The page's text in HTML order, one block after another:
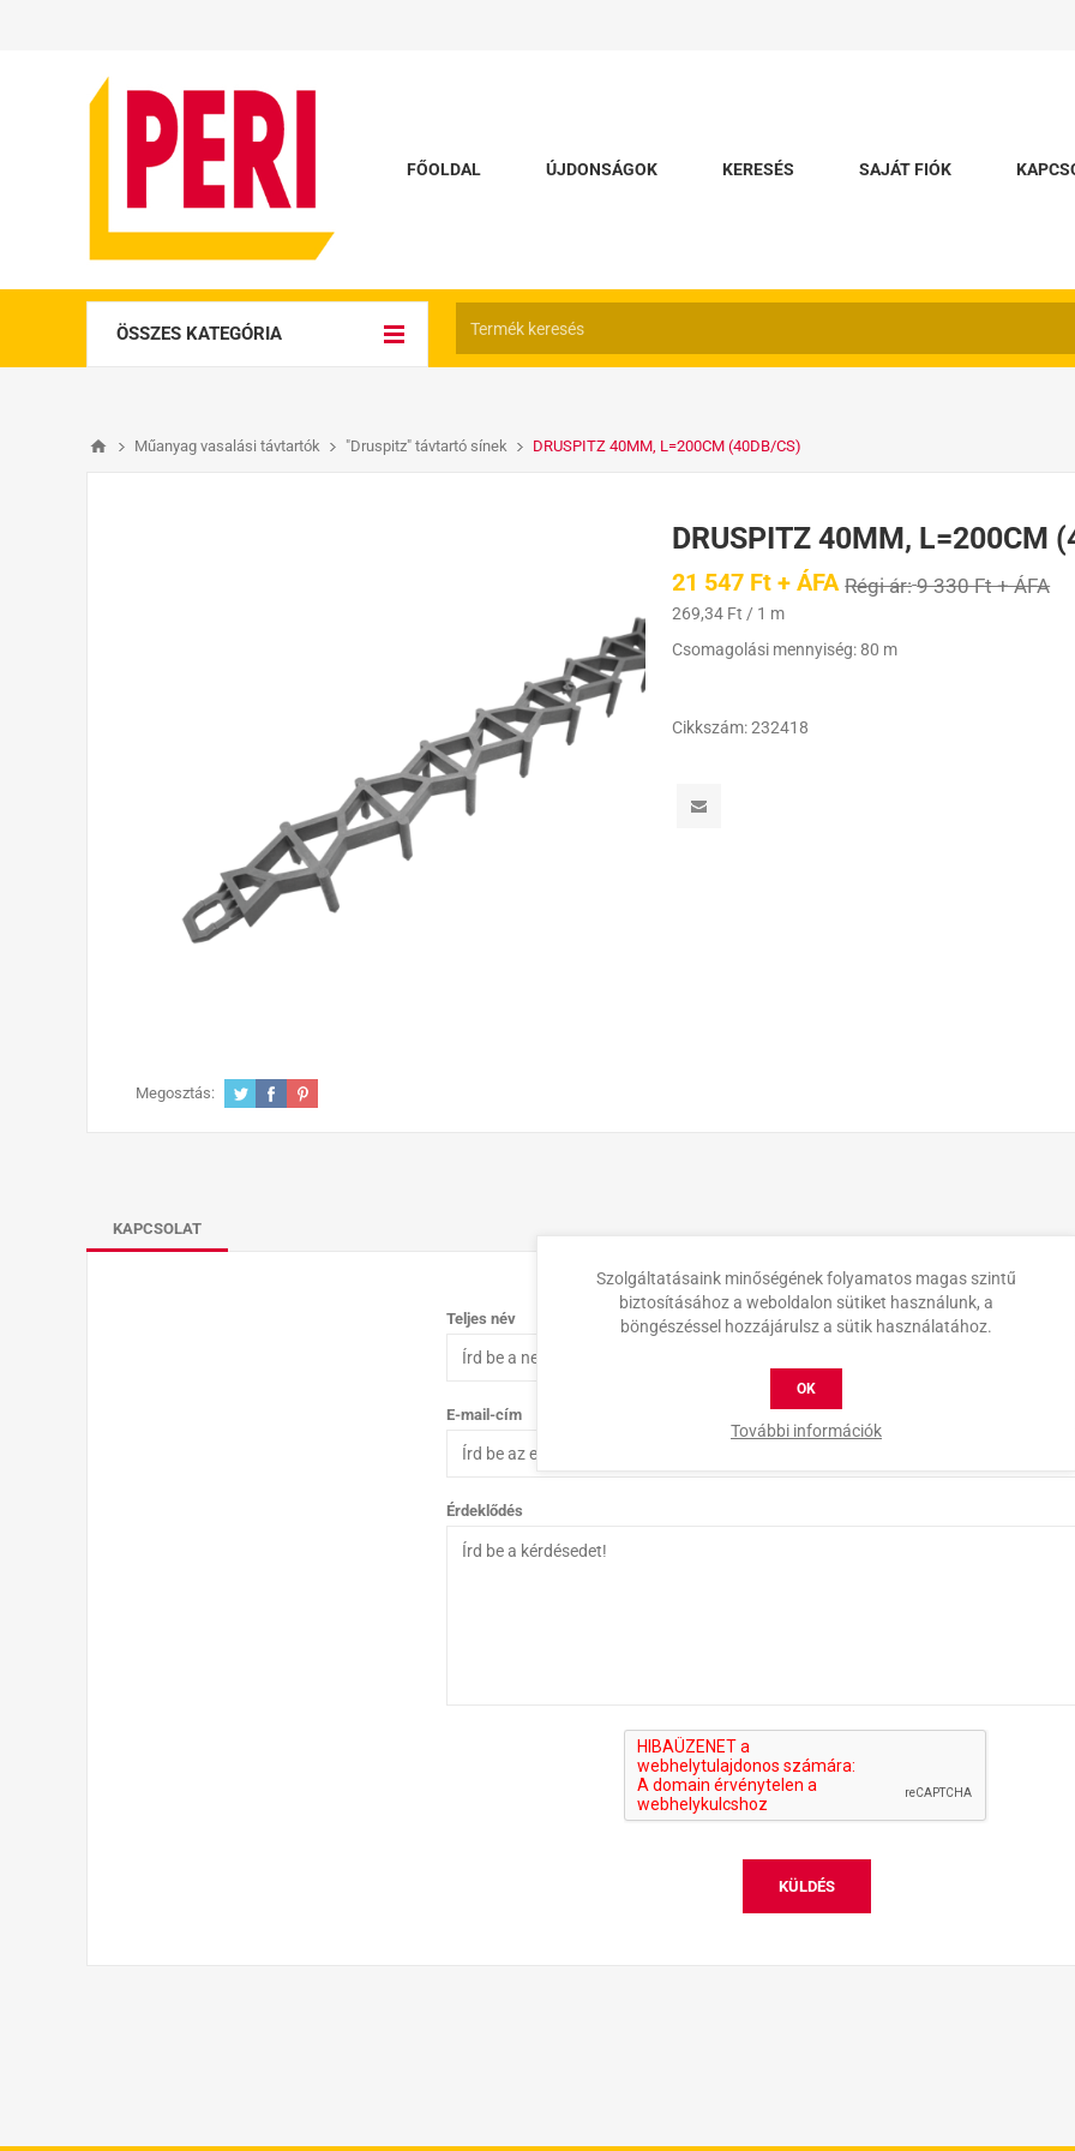
FŐOLDAL ÚJDONSÁGOK KERESÉS SAJÁT FIÓK
ÖSSZES KATEGÓRIA
Műanyag vasalási távtartók "Druspitz" távtartó sínek DRUSPITZ 40MM, L=200CM (40DB/CS)
DRUSPITZ 40MM, L=200CM
21 547 Ft + ÁFA Régi ár: 9 330 Ft + ÁFA
269,34 Ft / 1 m
Csomagolási mennyiség: 80 m
Cikkszám: 232418
Megosztás:
KAPCSOLAT
Teljes név
E-mail-cím
Érdeklődés
KÜLDÉS
Szolgáltatásaink minőségének folyamatos magas szintű
biztosításához a weboldalon sütiket használunk, a
böngészéssel hozzájárulsz a sütik használatához.
OK
További információk